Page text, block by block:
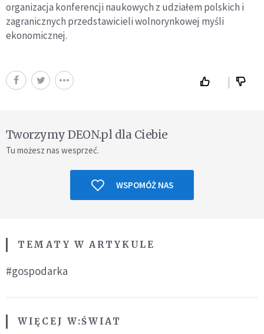
organizacja konferencji naukowych z udziałem polskich i
zagranicznych przedstawicieli wolnorynkowej myśli
ekonomicznej.
Tworzymy DEON.pl dla Ciebie
Tu możesz nas wesprzeć.
WSPOMÓŻ NAS
TEMATY W ARTYKULE
#gospodarka
WIĘCEJ W:ŚWIAT